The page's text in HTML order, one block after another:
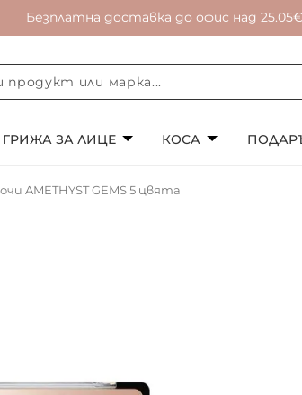
Безплатна доставка до офис над
ГРИЖА ЗА ЛИЦЕ КОСА
AMETHYST GEMS 5 цвята